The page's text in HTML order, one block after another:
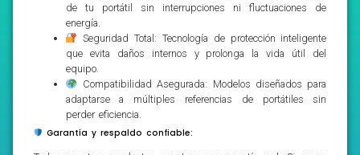
de tu portátil sin interrupciones ni fluctuaciones de
energía.
Seguridad Total: Tecnología de protección inteligente
que evita daños internos y prolonga la vida útil del
equipo.
Compatibilidad Asegurada: Modelos diseñados para
adaptarse a múltiples referencias de portátiles sin
perder eficiencia.
Garantía y respaldo confiable: